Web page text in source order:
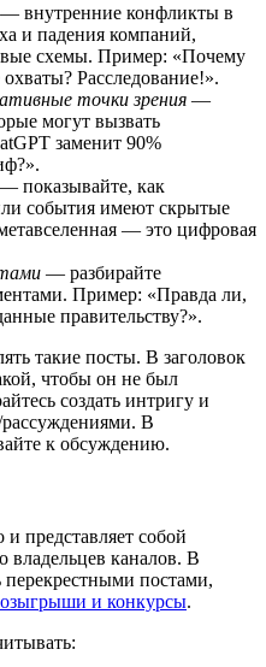
— внутренние конфликты в
и падения компаний,
схемы. Пример: «Почему
Расследование!».
точки зрения —
могут вызвать
заменит 90%
— показывайте, как
события имеют скрытые
— это цифровая
— разбирайте
Пример: «Правда ли,
правительству?».
такие посты. В заголовок
чтобы он не был
создать интригу и
рассуждениями. В
к обсуждению.
представляет собой
владельцев каналов. В
перекрестными постами,
и конкурсы.